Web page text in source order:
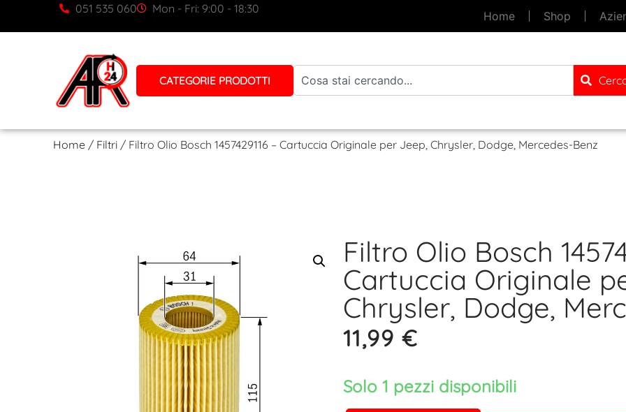
051 535 060 Mon - Fri: 9:00 - 18:30
Home Shop
CATEGORIE PRODOTTI
Home / Filtri / Filtro Olio Bosch 1457429116 – Cartuccia Originale per Jeep, Chrysler, Dodge, Mercedes-Benz
Filtro Olio Bosch
Cartuccia Originale
Chrysler, Dodge,
11,99€
Solo 1 pezzi disponibili